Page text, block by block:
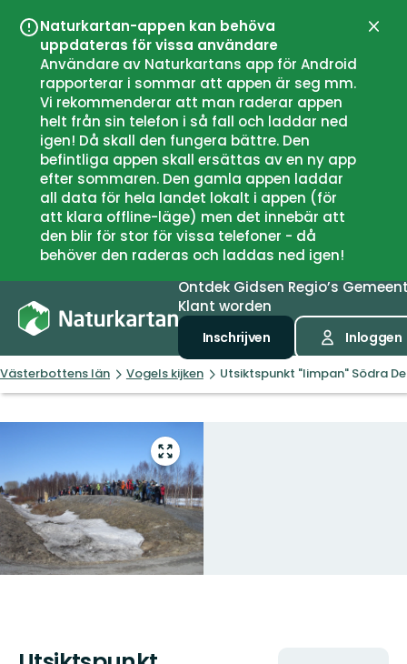
Naturkartan-appen kan behöva
uppdateras för vissa användare
Användare av Naturkartans app för Android
rapporterar i sommar att appen är seg mm.
Vi rekommenderar att man raderar appen
helt från sin telefon i så fall och laddar ned
igen! Då skall den fungera bättre. Den
befintliga appen skall ersättas av en ny app
efter sommaren. Den gamla appen laddar
all data för hela landet lokalt i appen (för
att klara offline-läge) men det innebär att
den blir för stor för vissa telefoner - då
behöver den raderas och laddas ned igen!
OntdekGidsenRegio’s
Klant worden
Inschrijven Inloggen
Västerbottens län Vogels kijken Utsiktspunkt "limpan" Södra
Open
volledig
scherm